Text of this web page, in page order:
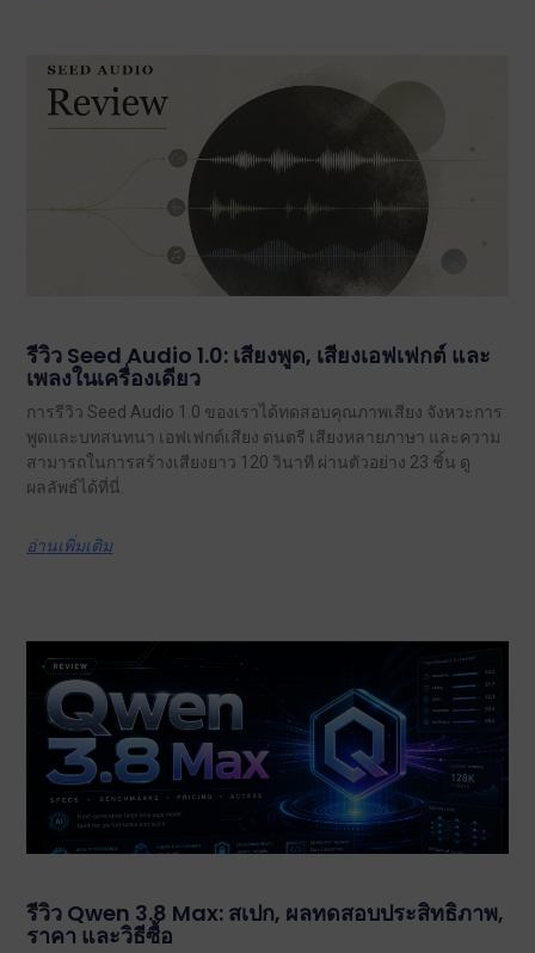
รีวิว Seed Audio 1.0: เสียงพูด, เสียงเอฟเฟกต์ และ
เพลงในเครื่องเดียว
การรีวิว Seed Audio 1.0 ของเราได้ทดสอบคุณภาพเสียง จังหวะการ
พูดและบทสนทนา เอฟเฟกต์เสียง ดนตรี เสียงหลายภาษา และความ
สามารถในการสร้างเสียงยาว 120 วินาที ผ่านตัวอย่าง 23 ชิ้น ดู
ผลลัพธ์ได้ที่นี่.
อ่านเพิ่มเติม
รีวิว Qwen 3.8 Max: สเปก, ผลทดสอบประสิทธิภาพ,
ราคา และวิธีซื้อ